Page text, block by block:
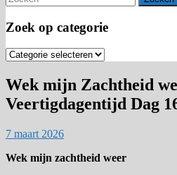
Zoek op categorie
Zoek
categorie
Wek mijn Zachtheid
Veertigdagentijd Dag
7 maart 2026
Wek mijn zachtheid weer